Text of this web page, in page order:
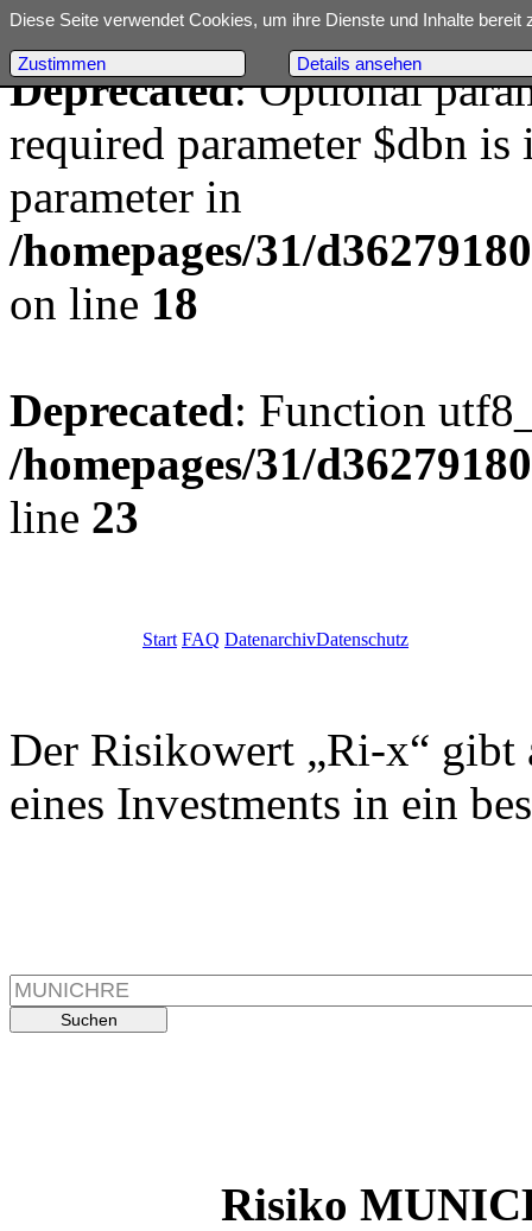
Deprecated: Optional
required parameter $dbn
parameter in
/homepages/31/
on line 18
Deprecated: Function
/homepages/31/
line 23
Start FAQ DatenarchivDatenschutz
Der Risikowert „Ri-x“ gibt
eines Investments in ein
Risiko
Diese Seite verwendet Cookies, um ihre Dienste und Inhalte
Zustimmen Details ansehen